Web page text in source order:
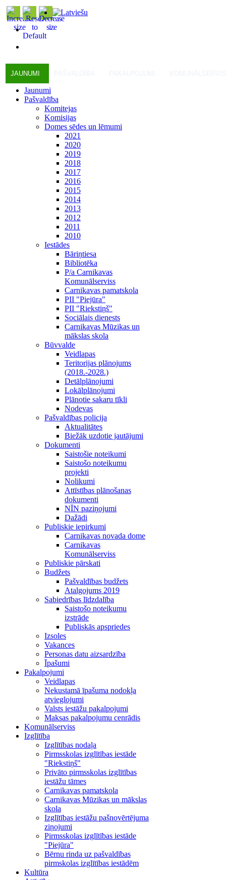
JAUNUMI
Jaunumi
Pašvaldība
Komitejas
Komisijas
Domes sēdes un lēmumi
2021
2020
2019
2018
2017
2016
2015
2014
2013
2012
2011
2010
Iestādes
Bāriņtiesa
Bibliotēka
P/a Carnikavas
Komunālserviss
Carnikavas pamatskola
PII "Piejūra"
PII "Riekstiņš"
Sociālais dienests
Carnikavas Mūzikas un
mākslas skola
Būvvalde
Veidlapas
Teritorijas plānojums
(2018.-2028.)
Detālplānojumi
Lokālplānojumi
Plānotie sakaru tīkli
Nodevas
Pašvaldības policija
Aktualitātes
Biežāk uzdotie jautājumi
Dokumenti
Saistošie noteikumi
Saistošo noteikumu
projekti
Nolikumi
Attīstības plānošanas
dokumenti
NĪN paziņojumi
Dažādi
Publiskie iepirkumi
Carnikavas novada dome
Carnikavas
Komunālserviss
Publiskie pārskati
Budžets
Pašvaldības budžets
Atalgojums 2019
Sabiedrības līdzdalība
Saistošo noteikumu
izstrāde
Publiskās apspriedes
Izsoles
Vakances
Personas datu aizsardzība
Īpašumi
Pakalpojumi
Veidlapas
Nekustamā īpašuma nodokļa
atvieglojumi
Valsts iestāžu pakalpojumi
Maksas pakalpojumu cenrādis
Komunālserviss
Izglītība
Izglītības nodaļa
Pirmsskolas izglītības iestāde
"Riekstiņš"
Privāto pirmsskolas izglītības
iestāžu tāmes
Carnikavas pamatskola
Carnikavas Mūzikas un mākslas
skola
Izglītības iestāžu pašnovērtējuma
ziņojumi
Pirmsskolas izglītības iestāde
"Piejūra"
Bērnu rinda uz pašvaldības
pirmskolas izglītības iestādēm
Kultūra